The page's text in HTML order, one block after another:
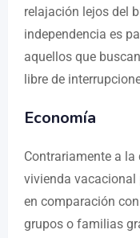
relajación lejos del
independencia es
aquellos que
libre de
Economía
Contrariamente a la
vivienda vacacional
en comparación
grupos o familias